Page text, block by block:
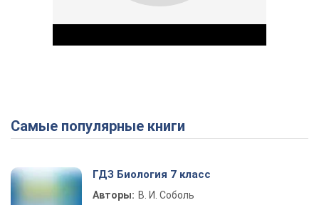
Play Video
Самые популярные книги
ГДЗ Биология 7 класс
Авторы: В. И. Соболь